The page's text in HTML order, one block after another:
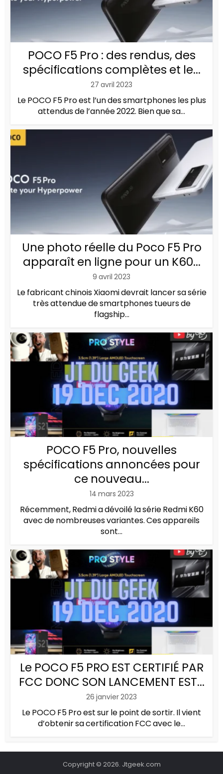
POCO F5 Pro : des rendus, des
spécifications complètes et le...
27 avril 2023
Le POCO F5 Pro est l’un des smartphones les plus
attendus de l’année 2022. Bien que sa...
Une photo réelle du Poco F5 Pro
apparaît en ligne pour un K60...
9 avril 2023
Le fabricant chinois Xiaomi devrait lancer sa série
très attendue de smartphones tueurs de
flagship...
POCO F5 Pro, nouvelles
spécifications annoncées pour
ce nouveau...
14 mars 2023
Récemment, Redmi a dévoilé la série Redmi K60
avec de nombreuses variantes. Ces appareils
sont...
Le POCO F5 PRO EST CERTIFIÉ PAR
FCC DONC SON LANCEMENT EST...
26 janvier 2023
Le POCO F5 Pro est sur le point de sortir. Il vient
d’obtenir sa certification FCC avec le...
Copyright © 2026. Jtgeek.com